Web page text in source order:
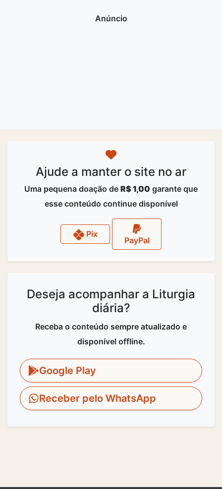
Ajude a manter o site no ar
Uma pequena doação de R$ 1,00 garante que
esse conteúdo continue disponível
Pix
PayPal
Deseja acompanhar a Liturgia
diária?
Receba o conteúdo sempre atualizado e
disponível offline.
Google Play
Receber pelo WhatsApp